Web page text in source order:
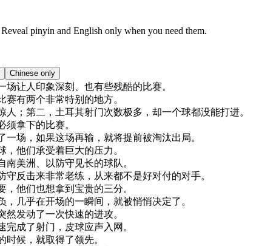
pinyin and English only when you need them.
Chinese only
场让 人 印象深刻 也有些残酷的比赛。
赛有两个非常特别 的地方。
人 ； 第二 ， 土耳其射门次数极多 ， 却一个球都没能打进。
须拿下的比赛。
一场 ， 如果这场再输 ， 就将提前被淘汰出局。
， 他们承受着巨大的压力 。
南美洲 以 防守 见长的球队 。
守反击来非常老练 ， 从来都不是好对付的对手。
， 他们也想拿到 宝贵的三分。
， 几乎在开场的一瞬间 ， 就被悄悄决定了 。
然发动了一次快速的进攻。
完成了射门 ， 皮球应声入 网 。
时候 ， 就取得了领先。